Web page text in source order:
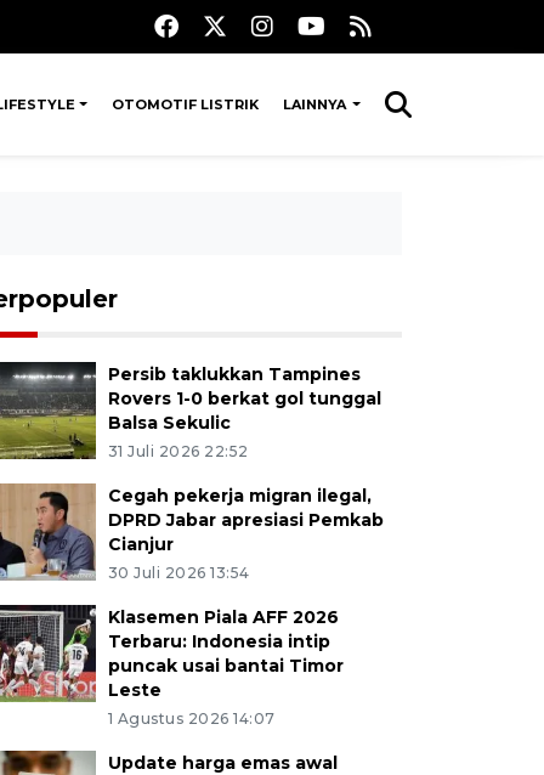
OTOMOTIF LISTRIK LAINNYA
Persib taklukkan Tampines
Rovers 1-0 berkat gol tunggal
Balsa Sekulic
31 Juli 2026 22:52
Cegah pekerja migran ilegal,
DPRD Jabar apresiasi Pemkab
Cianjur
30 Juli 2026 13:54
Klasemen Piala AFF 2026
Terbaru: Indonesia intip
puncak usai bantai Timor
Leste
1 Agustus 2026 14:07
Update harga emas awal